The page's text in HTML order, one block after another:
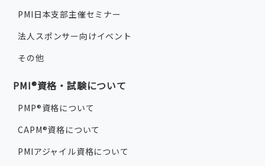
PMI日本支部主催セミナー
法人スポンサー向けイベント
その他
PMI®資格・試験について
PMP®資格について
CAPM®資格について
PMIアジャイル資格について